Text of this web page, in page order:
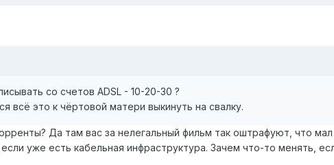
со счетов ADSL - 10-20-30 ?
всё это к чёртовой матери выкинуть на свалку.
Да там вас за нелегальный фильм так оштрафуют, что
уже есть кабельная инфраструктура. Зачем что-то менять,